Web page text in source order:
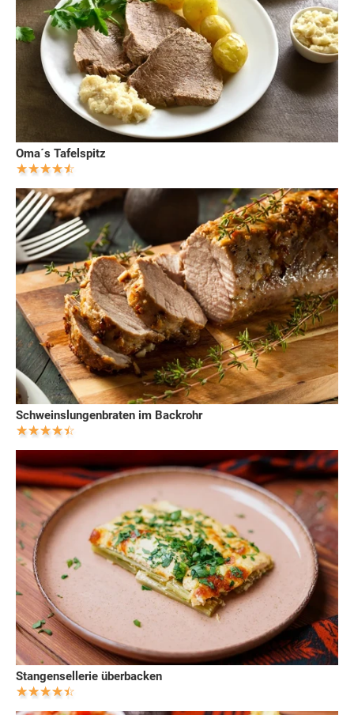
Oma´s Tafelspitz
Schweinslungenbraten im Backrohr
Stangensellerie überbacken